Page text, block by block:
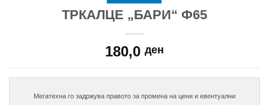
ТРКАЛЦЕ „БАРИ“ Ф65
180,0 ден
Мегатехна го задржува правото за промена на цени и евентуални